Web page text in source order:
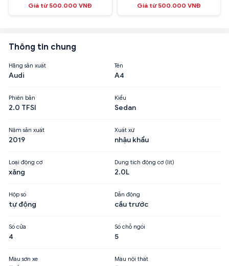
Giá từ 500.000 VNĐ Giá từ 500.000 VNĐ
Thông tin chung
Hãng sản xuất
Audi
Tên
A4
Phiên bản
2.0 TFSI
Kiểu
Sedan
Năm sản xuất
2019
Xuất xứ
nhậu khẩu
Loại động cơ
xăng
Dung tích động cơ (lít)
2.0L
Hộp số
tự động
Dẫn động
cầu trước
Số cửa
4
Số chỗ ngồi
5
Màu sơn xe Màu nội thất